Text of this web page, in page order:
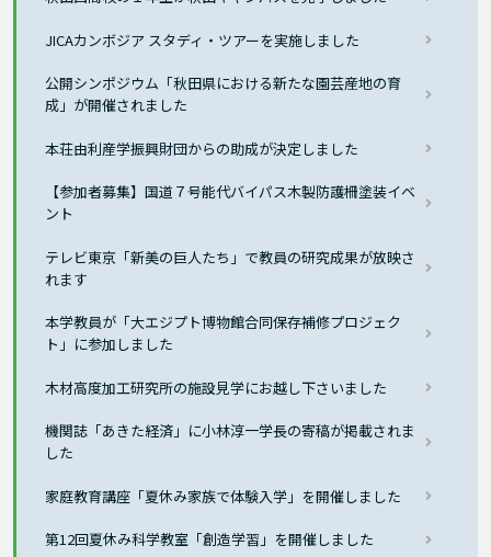
JICAカンボジア スタディ・ツアーを実施しました
公開シンポジウム「秋田県における新たな園芸産地の育
成」が開催されました
本荘由利産学振興財団からの助成が決定しました
【参加者募集】国道７号能代バイパス木製防護柵塗装イベ
ント
テレビ東京「新美の巨人たち」で教員の研究成果が放映さ
れます
本学教員が「大エジプト博物館合同保存補修プロジェク
ト」に参加しました
木材高度加工研究所の施設見学にお越し下さいました
機関誌「あきた経済」に小林淳一学長の寄稿が掲載されま
した
家庭教育講座「夏休み家族で体験入学」を開催しました
第12回夏休み科学教室「創造学習」を開催しました